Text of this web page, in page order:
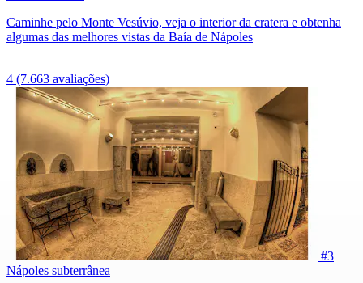
Caminhe pelo Monte Vesúvio, veja o interior da cratera e obtenha
algumas das melhores vistas da Baía de Nápoles
4 (7.663 avaliações)
#3
Nápoles subterrânea